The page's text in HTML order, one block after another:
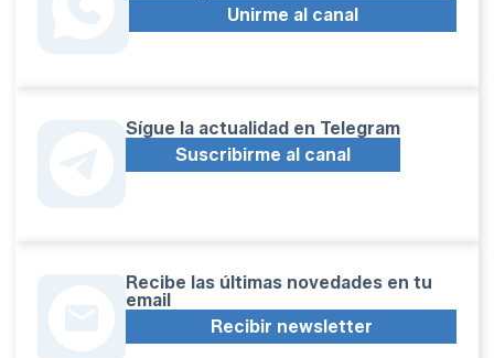
Unirme al canal
Sígue la actualidad en Telegram
Suscribirme al canal
Recibe las últimas novedades en tu
email
Recibir newsletter